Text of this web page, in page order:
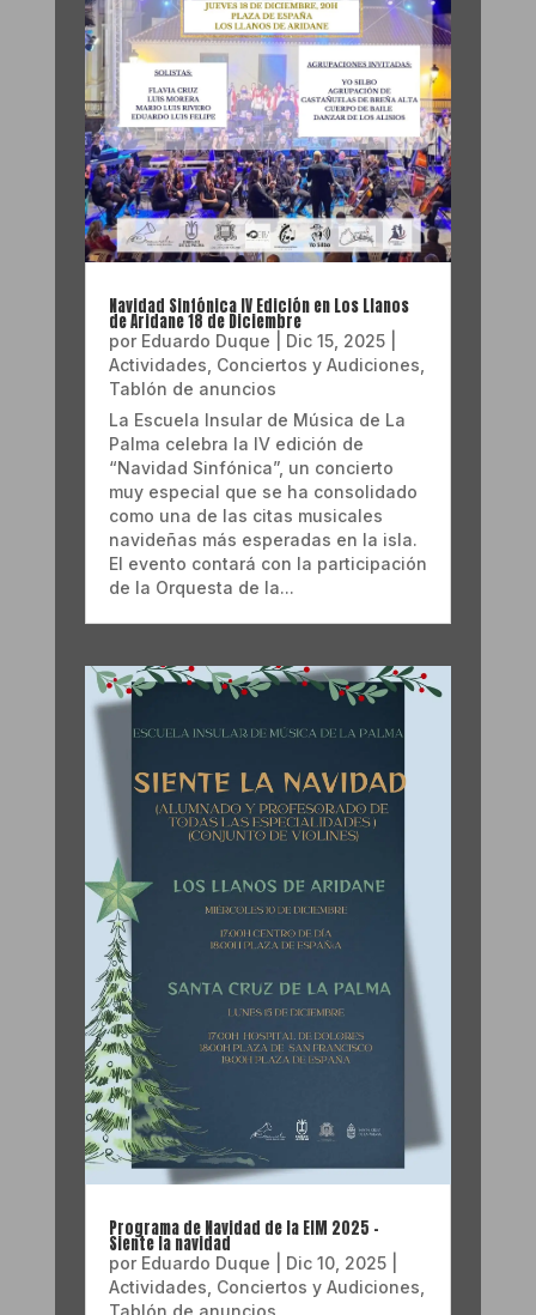
Navidad Sinfónica IV Edición en Los Llanos
de Aridane 18 de Diciembre
por Eduardo Duque Dic 15, 2025|
Actividades Conciertos y Audiciones
Tablón de anuncios
La Escuela Insular de Música de La
Palma celebra la IV edición de
“Navidad Sinfónica”, un concierto
muy especial que se ha consolidado
como una de las citas musicales
navideñas más esperadas en la isla.
El evento contará con la participación
de la Orquesta de la...
Programa de Navidad de la EIM 2025 –
Siente la navidad
por Eduardo Duque Dic 10, 2025|
Actividades, Conciertos y Audiciones,